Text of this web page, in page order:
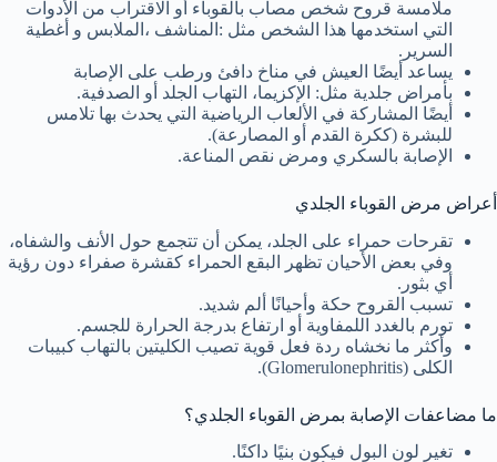
ملامسة قروح شخص مصاب بالقوباء أو الاقتراب من الأدوات
التي استخدمها هذا الشخص مثل :المناشف ،الملابس و أغطية
السرير.
يساعد أيضًا العيش في مناخ دافئ ورطب على الإصابة
بأمراض جلدية مثل: الإكزيما، التهاب الجلد أو الصدفية.
أيضًا المشاركة في الألعاب الرياضية التي يحدث بها تلامس
للبشرة (ككرة القدم أو المصارعة).
الإصابة بالسكري ومرض نقص المناعة.
أعراض مرض القوباء الجلدي
تقرحات حمراء على الجلد، يمكن أن تتجمع حول الأنف والشفاه،
وفي بعض الأحيان تظهر البقع الحمراء كقشرة صفراء دون رؤية
أي بثور.
تسبب القروح حكة وأحيانًا ألم شديد.
تورم بالغدد اللمفاوية أو ارتفاع بدرجة الحرارة للجسم.
وأكثر ما نخشاه ردة فعل قوية تصيب الكليتين بالتهاب كبيبات
الكلى (Glomerulonephritis).
ما مضاعفات الإصابة بمرض القوباء الجلدي؟
تغير لون البول فيكون بنيًا داكنًا.